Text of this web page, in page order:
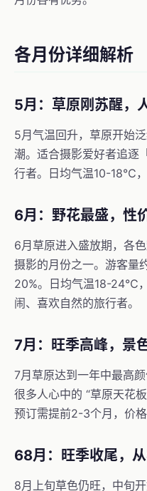
各月份详细解析
5月：草原刚苏醒，
5月气温回升，草原开始
潮。适合摄影爱好者追逐
行者。日均气温10-18℃，
6月：野花最盛，性
6月草原进入盛放期，各
摄影的月份之一。游客量
20%。日均气温18-24℃，
闹、喜欢自然的旅行者。
7月：旺季高峰，景
7月草原达到一年中最高
很多人心中的 “草原天花
预订需提前2-3个月，价格
68月：旺季收尾，
8月上旬草色仍旺，中旬